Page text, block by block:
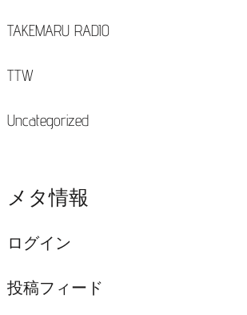
TAKEMARU RADIO
TTW
Uncategorized
メタ情報
ログイン
投稿フィード